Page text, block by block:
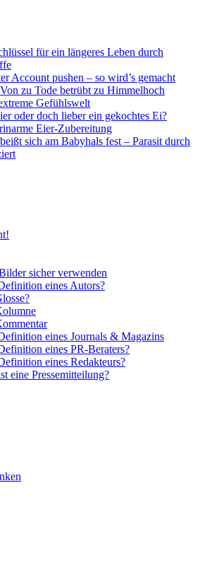
für ein längeres Leben durch
Account pushen – so wird’s gemacht
zu Tode betrübt zu Himmelhoch
Gefühlswelt
oder doch lieber ein gekochtes Ei?
Eier-Zubereitung
sich am Babyhals fest – Parasit durch
sicher verwenden
eines Autors?
eines Journals & Magazins
eines PR-Beraters?
eines Redakteurs?
eine Pressemitteilung?